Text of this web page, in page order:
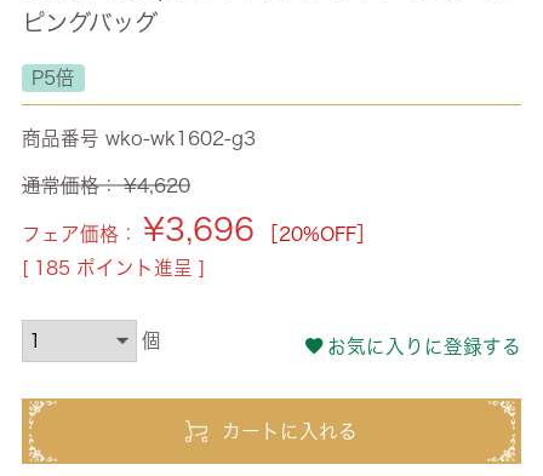
ピングバッグ
P5倍
商品番号 wko-wk1602-g3
通常価格： ¥4,620
フェア価格： ¥3,696
［20%OFF］
[ 185 ポイント進呈 ]
お気に入りに登録する
カートに入れる